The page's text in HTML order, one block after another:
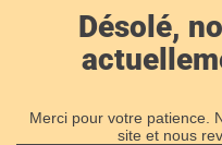
Désolé,
Merci pour votre patience.
site et nous